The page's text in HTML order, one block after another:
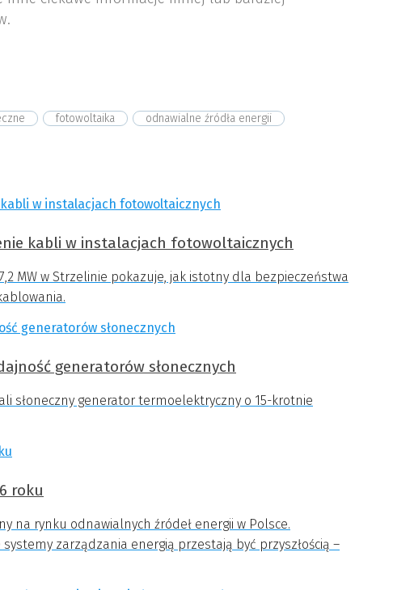
fotowoltaika odnawialne źródła energii
kabli w instalacjach fotowoltaicznych
MW w Strzelinie pokazuje, jak istotny dla bezpieczeństwa
generatorów słonecznych
słoneczny generator termoelektryczny o 15-krotnie
roku
na rynku odnawialnych źródeł energii w Polsce.
zarządzania energią przestają być przyszłością –